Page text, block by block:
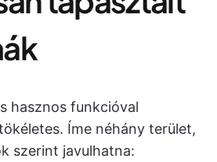
hasznos funkcióval
Íme néhány terület,
szerint javulhatna: